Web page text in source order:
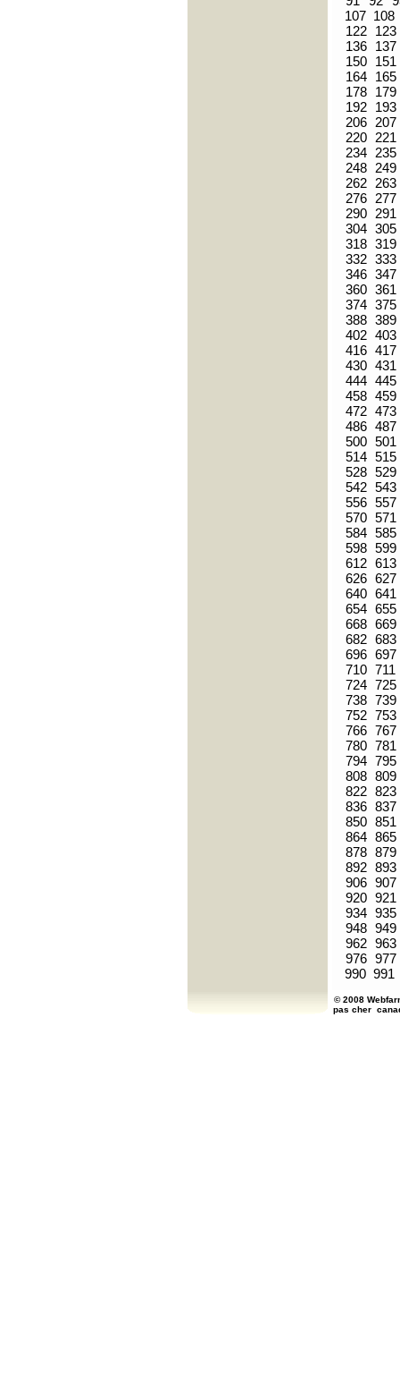
107 108
122
123
136
137
150
151
164
165
178
179
192
193
206 207
220
221
234
235
248
249
262
263
276
277
290
291
304 305
318 319
332 333
346 347
360 361
374 375
388 389
402 403
416 417
430 431
444 445
458 459
472 473
486 487
500 501
514 515
528 529
542 543
556 557
570 571
584 585
598 599
612 613
626 627
640 641
654 655
668 669
682 683
696 697
710 711
724 725
738 739
752 753
766 767
780 781
794 795
808 809
822 823
836 837
850 851
864 865
878 879
892 893
906 907
920 921
934 935
948 949
962 963
976 977
990 991
© 2008
pas cher